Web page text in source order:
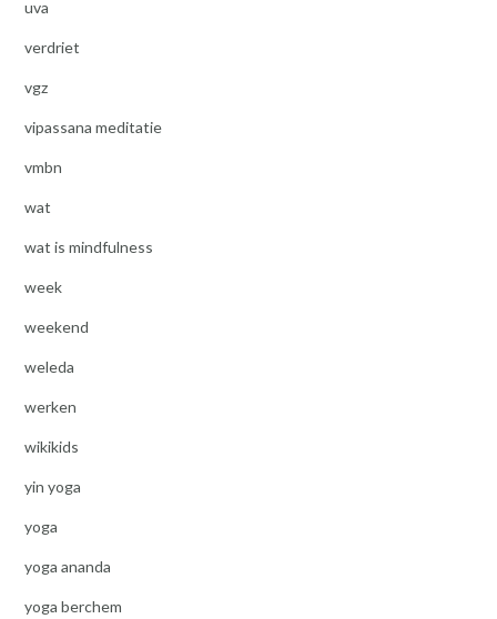
uva
verdriet
vgz
vipassana meditatie
vmbn
wat
wat is mindfulness
week
weekend
weleda
werken
wikikids
yin yoga
yoga
yoga ananda
yoga berchem